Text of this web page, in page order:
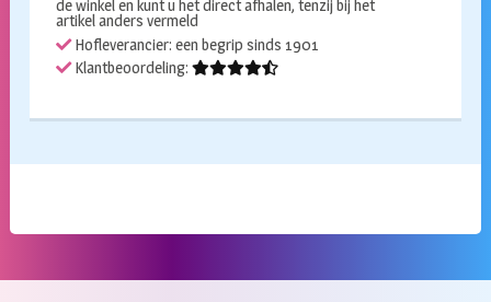
de winkel en kunt u het direct afhalen, tenzij bij het
artikel anders vermeld
Hofleverancier: een begrip sinds 1901
Klantbeoordeling: